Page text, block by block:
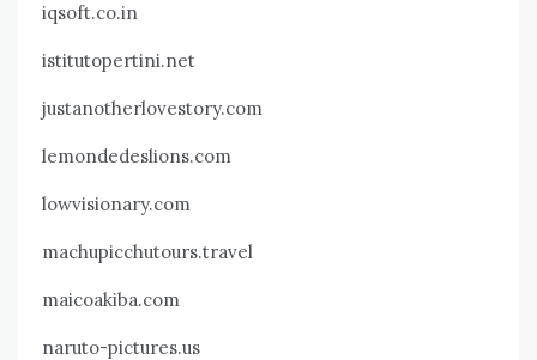
iqsoft.co.in
istitutopertini.net
justanotherlovestory.com
lemondedeslions.com
lowvisionary.com
machupicchutours.travel
maicoakiba.com
naruto-pictures.us